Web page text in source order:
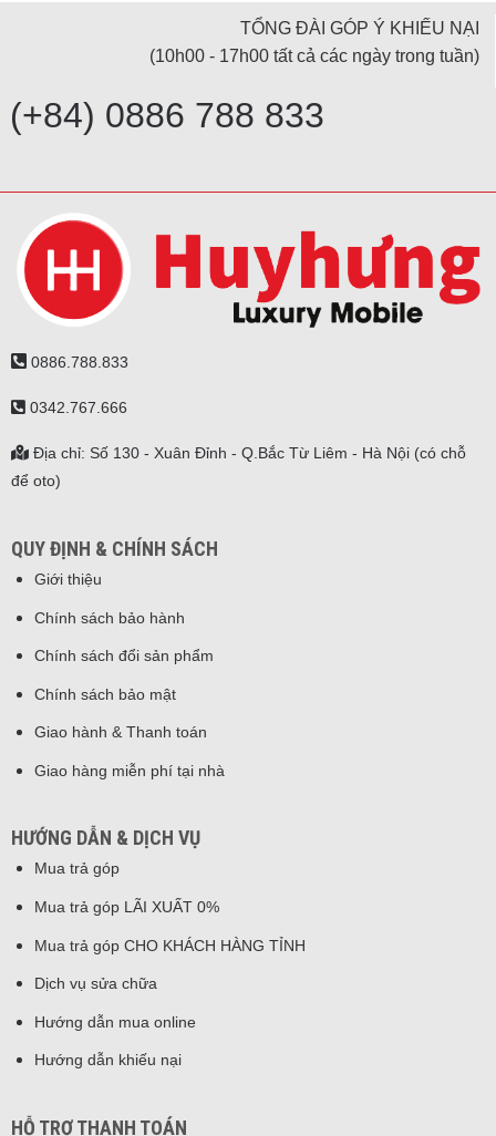
TỔNG ĐÀI GÓP Ý KHIẾU NẠI
(10h00 - 17h00 tất cả các ngày trong tuần)
(+84) 0886 788 833
0886.788.833
0342.767.666
Địa chỉ: Số 130 - Xuân Đỉnh - Q.Bắc Từ Liêm - Hà Nội (có chỗ
để oto)
QUY ĐỊNH & CHÍNH SÁCH
Giới thiệu
Chính sách bảo hành
Chính sách đổi sản phẩm
Chính sách bảo mật
Giao hành & Thanh toán
Giao hàng miễn phí tại nhà
HƯỚNG DẪN & DỊCH VỤ
Mua trả góp
Mua trả góp LÃI XUẤT 0%
Mua trả góp CHO KHÁCH HÀNG TỈNH
Dịch vụ sửa chữa
Hướng dẫn mua online
Hướng dẫn khiếu nại
HỖ TRỢ THANH TOÁN